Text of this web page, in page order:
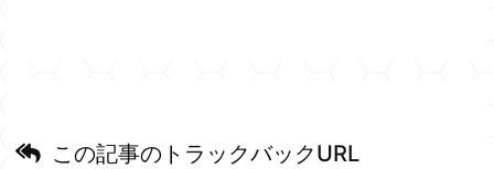
この記事のトラックバックURL